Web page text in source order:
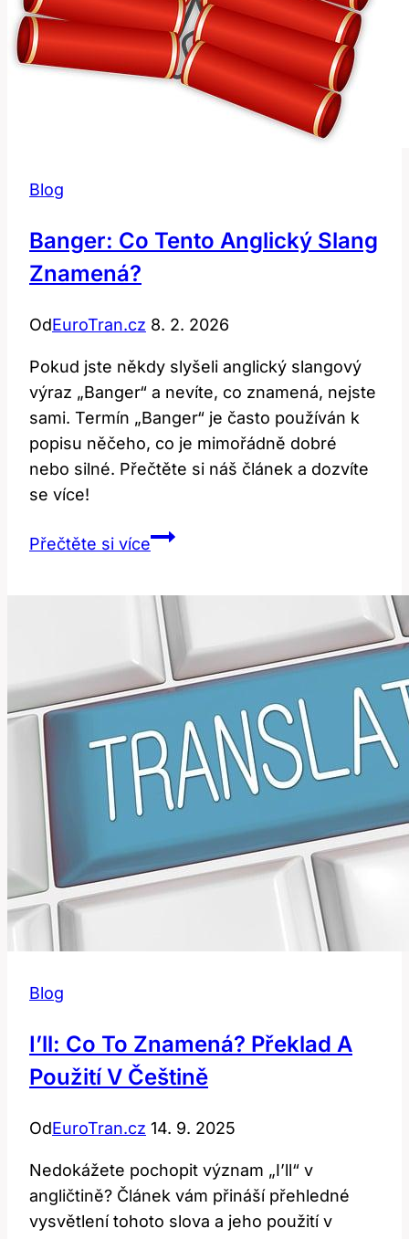
Blog
Banger: Co Tento Anglický Slang
Znamená?
OdEuroTran.cz 8. 2. 2026
Pokud jste někdy slyšeli anglický slangový
výraz „Banger“ a nevíte, co znamená, nejste
sami. Termín „Banger“ je často používán k
popisu něčeho, co je mimořádně dobré
nebo silné. Přečtěte si náš článek a dozvíte
se více!
Přečtěte si víceBanger:
Anglický
Slang
Znamená?
Blog
I’ll: Co To Znamená? Překlad A
Použití V Češtině
OdEuroTran.cz 14. 9. 2025
Nedokážete pochopit význam „I’ll“ v
angličtině? Článek vám přináší přehledné
vysvětlení tohoto slova a jeho použití v